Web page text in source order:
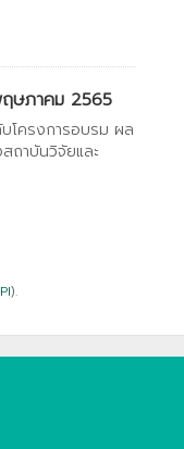
ษภาคม 2565
โครงการอบรม ผล
ถาบันวิจัยและ
).